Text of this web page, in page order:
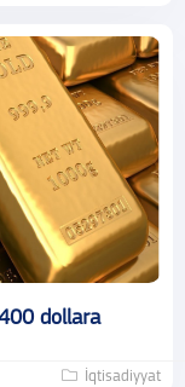
dollara
İqtisadiyyat